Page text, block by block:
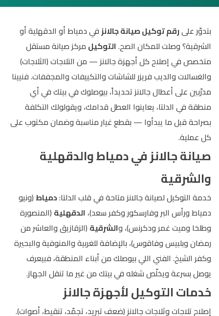
بتدوّر علىرقم توكيل صيانة جالانزفي دمياط أو الدقهلية أو
الشرقية؟ وصلت للمكان الصح.التوكيل مركز صيانة مستقل
متخصص في إصلاح كل أجهزة جالانز — من التلاجات (الثلاجات)
والغسالات والديب فريزر للشاشات والتكييفات والمجففات. فنيينا
مدرّبين على أعطال جالانز تحديداً، بيوصلوك في بيتك في أي
منطقة في الدلتا، يعاينوا العطل قدامك، ويقولولك التكلفة
بصراحة قبل ما يبدأوا — بقطع غيار مناسبة وضمان مكتوب على
كل عملية.
صيانة جالانز في دمياط والدقهلية
والشرقية
خدمة التوكيل لصيانة جالانز متاحة في قلب الدلتا:دمياط (ونيو
دمياط ورأس البر وفارسكور وكفر سعد)، الدقهلية (المنصورة
وطلخا وميت غمر ودكرنس)، والشرقية (الزقازيق والعاشر من
رمضان وبلبيس وفاقوس)، بالإضافة للغربية والمنوفية والبحيرة
وكفر الشيخ. الفني اللي بيوصلك من أبناء المنطقة، فبيعرف
يوصل بسرعة ويخلّص شغله في بيتك من غير ما تنقل الجهاز.
خدمات التوكيل لأجهزة جالانز
إصلاح تلاجات وثلاجات جالانز (ضعف تبريد، تجمّد، تنقيط، أصوات).